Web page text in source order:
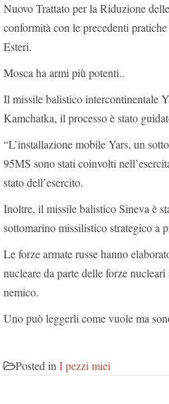
Nuovo Trattato per la Riduzione
conformità con le precedenti
Esteri.
Mosca ha armi più potenti..
Il missile balistico intercontinentale
Kamchatka, il processo è stato
“L’installazione mobile Yars, un
95MS sono stati coinvolti
stato dell’esercito.
Inoltre, il missile balistico Sineva è
sottomarino missilistico strategico a
Le forze armate russe hanno
nucleare da parte delle forze
nemico.
Uno può leggerli come vuole ma
Posted in I pezzi miei